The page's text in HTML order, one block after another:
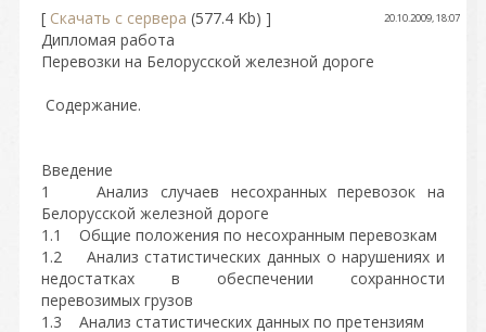
[ Скачать с сервера (577.4 Kb) ] 20.10.2009, 18:07
Дипломая работа
Перевозки на Белорусской железной дороге
Содержание.
Введение
1 Анализ случаев несохранных перевозок на
Белорусской железной дороге
1.1 Общие положения по несохранным перевозкам
1.2 Анализ статистических данных о нарушениях и
недостатках в обеспечении сохранности
перевозимых грузов
1.3 Анализ статистических данных по претензиям